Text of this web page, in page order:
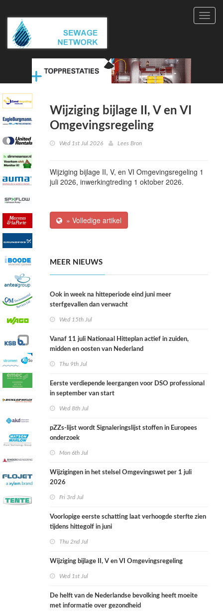
Wijziging bijlage II, V en VI
Omgevingsregeling
Wed 1st Jul 2026 Lees Bron
Wijziging bijlage II, V, en VI Omgevingsregeling 1
juli 2026, inwerkingtreding 1 oktober 2026.
» Volledige artikel
MEER NIEUWS
Ook in week na hitteperiode eind juni meer
sterfgevallen dan verwacht
Wed 15th Jul
Vanaf 11 juli Nationaal Hitteplan actief in zuiden,
midden en oosten van Nederland
Thu 9th Jul
Eerste verdiepende leergangen voor DSO professional
in september van start
Wed 8th Jul
pZZs-lijst wordt Signaleringslijst stoffen in Europees
onderzoek
Mon 6th Jul
Wijzigingen in het stelsel Omgevingswet per 1 juli
2026
Fri 3rd Jul
Voorlopige eerste schatting laat verhoogde sterfte zien
tijdens hittegolf in juni
Thu 2nd Jul
Wijziging bijlage II, V en VI Omgevingsregeling
Wed 1st Jul
De helft van de Nederlandse bevolking heeft moeite
met informatie over gezondheid